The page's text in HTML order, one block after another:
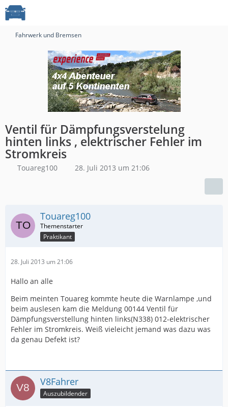
Fahrwerk und Bremsen
Ventil für Dämpfungsverstelung
hinten links , elektrischer Fehler im
Stromkreis
Touareg100 28. Juli 2013 um 21:06
Touareg100
Praktikant
28. Juli 2013 um 21:06
Hallo an alle
Beim meinten Touareg kommte heute die Warnlampe ,und
beim auslesen kam die Meldung 00144 Ventil für
Dämpfungsverstellung hinten links(N338) 012-elektrischer
Fehler im Stromkreis. Weiß vieleicht jemand was dazu was
da genau Defekt ist?
V8Fahrer
Auszubildender